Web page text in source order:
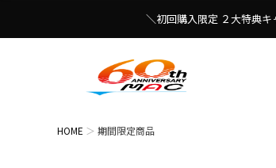
＼初回購入限定 ２大特典
HOME 期間限定商品